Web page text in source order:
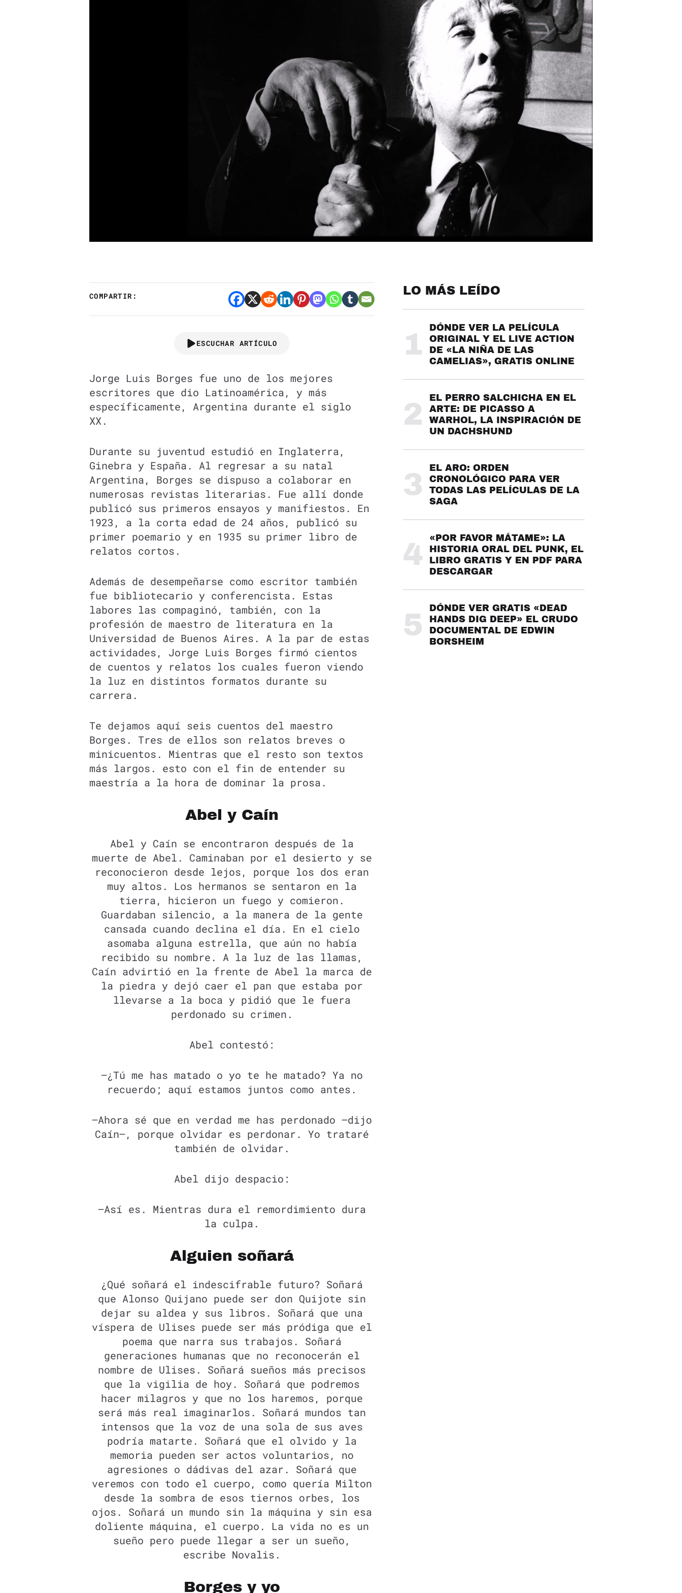
COMPARTIR:
ESCUCHAR ARTÍCULO
Jorge Luis Borges fue uno de los mejores
escritores que dio Latinoamérica, y más
específicamente, Argentina durante el siglo
XX.
Durante su juventud estudió en Inglaterra,
Ginebra y España. Al regresar a su natal
Argentina, Borges se dispuso a colaborar en
numerosas revistas literarias. Fue allí donde
publicó sus primeros ensayos y manifiestos. En
1923, a la corta edad de 24 años, publicó su
primer poemario y en 1935 su primer libro de
relatos cortos.
Además de desempeñarse como escritor también
fue bibliotecario y conferencista. Estas
labores las compaginó, también, con la
profesión de maestro de literatura en la
Universidad de Buenos Aires. A la par de estas
actividades, Jorge Luis Borges firmó cientos
de cuentos y relatos los cuales fueron viendo
la luz en distintos formatos durante su
carrera.
Te dejamos aquí seis cuentos del maestro
Borges. Tres de ellos son relatos breves o
minicuentos. Mientras que el resto son textos
más largos. esto con el fin de entender su
maestría a la hora de dominar la prosa.
Abel y Caín
Abel y Caín se encontraron después de la
muerte de Abel. Caminaban por el desierto y se
reconocieron desde lejos, porque los dos eran
muy altos. Los hermanos se sentaron en la
tierra, hicieron un fuego y comieron.
Guardaban silencio, a la manera de la gente
cansada cuando declina el día. En el cielo
asomaba alguna estrella, que aún no había
recibido su nombre. A la luz de las llamas,
Caín advirtió en la frente de Abel la marca de
la piedra y dejó caer el pan que estaba por
llevarse a la boca y pidió que le fuera
perdonado su crimen.
Abel contestó:
—¿Tú me has matado o yo te he matado? Ya no
recuerdo; aquí estamos juntos como antes.
—Ahora sé que en verdad me has perdonado —dijo
Caín—, porque olvidar es perdonar. Yo trataré
también de olvidar.
Abel dijo despacio:
—Así es. Mientras dura el remordimiento dura
la culpa.
Alguien soñará
¿Qué soñará el indescifrable futuro? Soñará
que Alonso Quijano puede ser don Quijote sin
dejar su aldea y sus libros. Soñará que una
víspera de Ulises puede ser más pródiga que el
poema que narra sus trabajos. Soñará
generaciones humanas que no reconocerán el
nombre de Ulises. Soñará sueños más precisos
que la vigilia de hoy. Soñará que podremos
hacer milagros y que no los haremos, porque
será más real imaginarlos. Soñará mundos tan
intensos que la voz de una sola de sus aves
podría matarte. Soñará que el olvido y la
memoria pueden ser actos voluntarios, no
agresiones o dádivas del azar. Soñará que
veremos con todo el cuerpo, como quería Milton
desde la sombra de esos tiernos orbes, los
ojos. Soñará un mundo sin la máquina y sin esa
doliente máquina, el cuerpo. La vida no es un
sueño pero puede llegar a ser un sueño,
escribe Novalis.
Borges y yo
LO MÁS LEÍDO
1
DÓNDE VER LA PELÍCULA
ORIGINAL Y EL LIVE ACTION
DE «LA NIÑA DE LAS
CAMELIAS», GRATIS ONLINE
2
EL PERRO SALCHICHA EN EL
ARTE: DE PICASSO A
WARHOL, LA INSPIRACIÓN DE
UN DACHSHUND
3
EL ARO: ORDEN
CRONOLÓGICO PARA VER
TODAS LAS PELÍCULAS DE LA
SAGA
4
«POR FAVOR MÁTAME»: LA
HISTORIA ORAL DEL PUNK, EL
LIBRO GRATIS Y EN PDF PARA
DESCARGAR
5
DÓNDE VER GRATIS «DEAD
HANDS DIG DEEP» EL CRUDO
DOCUMENTAL DE EDWIN
BORSHEIM